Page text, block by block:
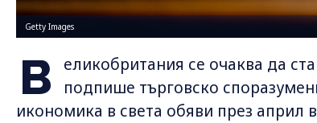
Getty Images
В
еликобритания се очаква да
подпише търговско
икономика в света обяви през април